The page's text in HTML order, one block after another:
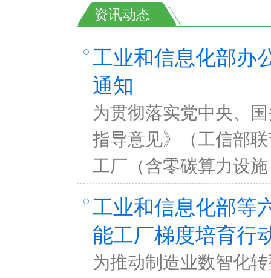
资讯动态
工业和信息化部办
通知
为贯彻落实党中央、
指导意见》（工信部
工厂（含零碳算力设
工业和信息化部等
能工厂梯度培育行
为推动制造业数智化